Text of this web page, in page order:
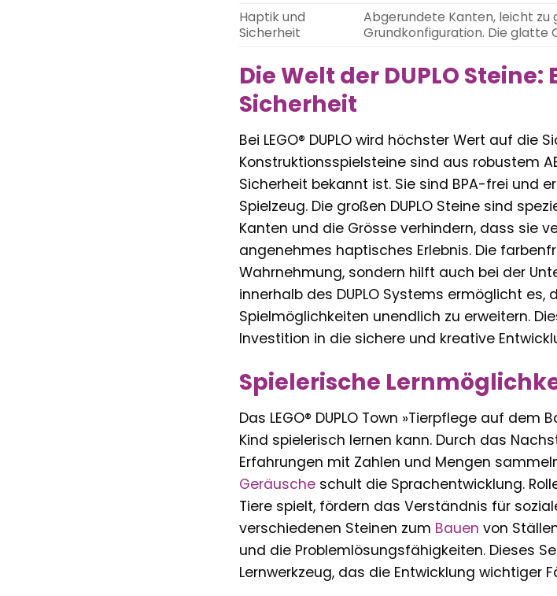
Haptik und
Sicherheit
Abgerundete Kanten, leicht zu
Grundkonfiguration. Die glatte
Die Welt der DUPLO
Sicherheit
Bei LEGO® DUPLO wird höchster Wert auf
Konstruktionsspielsteine sind aus robustem
Sicherheit bekannt ist. Sie sind BPA-frei und
Spielzeug. Die großen DUPLO Steine sind
Kanten und die Grösse verhindern, dass sie
angenehmes haptisches Erlebnis. Die
Wahrnehmung, sondern hilft auch bei der
innerhalb des DUPLO Systems ermöglicht es,
Spielmöglichkeiten unendlich zu erweitern.
Investition in die sichere und kreative
Spielerische
Das LEGO® DUPLO Town »Tierpflege auf
Kind spielerisch lernen kann. Durch das
Erfahrungen mit Zahlen und Mengen
Geräuscheschult die Sprachentwicklung.
Tiere spielt, fördern das Verständnis für
verschiedenen Steinen zum Bauen von
und die Problemlösungsfähigkeiten. Dieses
Lernwerkzeug, das die Entwicklung wichtiger